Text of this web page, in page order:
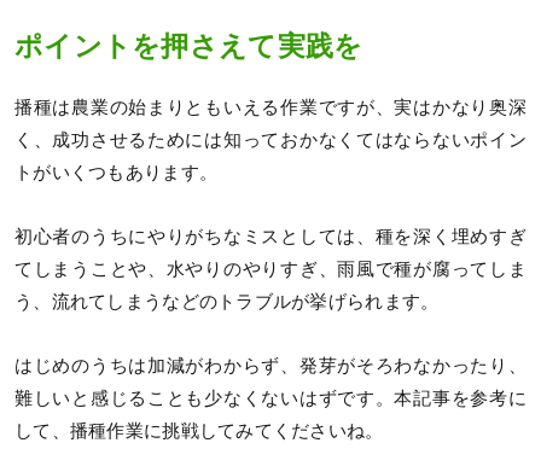
ポイントを押さえて実践を
播種は農業の始まりともいえる作業ですが、実はかなり奥深
く、成功させるためには知っておかなくてはならないポイン
トがいくつもあります。
初心者のうちにやりがちなミスとしては、種を深く埋めすぎ
てしまうことや、水やりのやりすぎ、雨風で種が腐ってしま
う、流れてしまうなどのトラブルが挙げられます。
はじめのうちは加減がわからず、発芽がそろわなかったり、
難しいと感じることも少なくないはずです。本記事を参考に
して、播種作業に挑戦してみてくださいね。